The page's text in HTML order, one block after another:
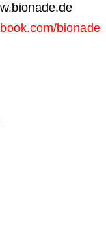
bionade